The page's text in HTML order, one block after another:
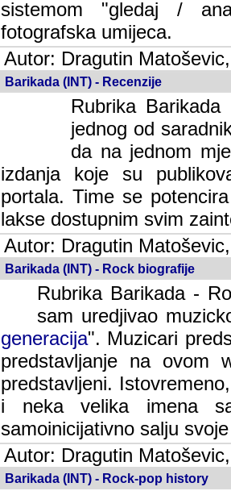
sistemom "gledaj /
fotografska umijeca.
Autor: Dragutin
Barikada (INT) - Recenzije
Rubrika
jednog od
da na jednom
izdanja koje su
portala. Time se
lakse dostupnim svim
Autor: Dragutin
Barikada (INT) - Rock biografije
Rubrika Barikada -
sam uredjivao
generacija". Muzicari
predstavljanje na ovom
predstavljeni.
i neka velika imena
samoinicijativno salju
Autor: Dragutin
Barikada (INT) - Rock-pop history